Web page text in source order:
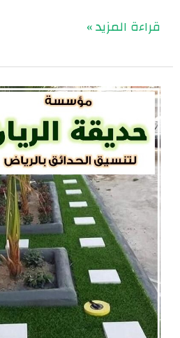
قراءة المزيد »
شركات
تنسيق
حدائق
|
0560048269